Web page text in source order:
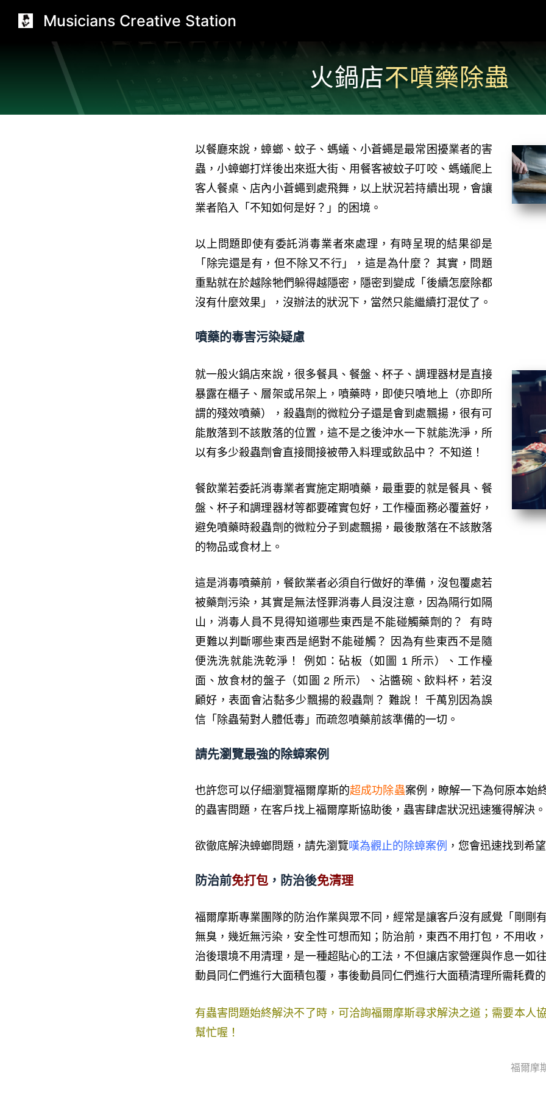
跳
至
Musicians Creative Station
火鍋店不噴藥除蟲
以餐廳來說，蟑螂、蚊子、螞蟻、小蒼蠅是最常困擾業者的害
蟲，小蟑螂打烊後出來逛大街、用餐客被蚊子叮咬、螞蟻爬上
客人餐桌、店內小蒼蠅到處飛舞，以上狀況若持續出現，會讓
業者陷入「不知如何是好？」的困境。
以上問題即使有委託消毒業者來處理，有時呈現的結果卻是
「除完還是有，但不除又不行」，這是為什麼？ 其實，問題
重點就在於越除牠們躲得越隱密，隱密到變成「後續怎麼除都
沒有什麼效果」，沒辦法的狀況下，當然只能繼續打混仗了。
噴藥的毒害污染疑慮
就一般火鍋店來說，很多餐具、餐盤、杯子、調理器材是直接
暴露在櫃子、層架或吊架上，噴藥時，即使只噴地上（亦即所
謂的殘效噴藥），殺蟲劑的微粒分子還是會到處飄揚，很有可
能散落到不該散落的位置，這不是之後沖水一下就能洗淨，所
以有多少殺蟲劑會直接間接被帶入料理或飲品中？ 不知道！
餐飲業若委託消毒業者實施定期噴藥，最重要的就是餐具、餐
盤、杯子和調理器材等都要確實包好，工作檯面務必覆蓋好，
避免噴藥時殺蟲劑的微粒分子到處飄揚，最後散落在不該散落
的物品或食材上。
這是消毒噴藥前，餐飲業者必須自行做好的準備，沒包覆處若
被藥劑污染，其實是無法怪罪消毒人員沒注意，因為隔行如隔
山，消毒人員不見得知道哪些東西是不能碰觸藥劑的？ 有時
更難以判斷哪些東西是絕對不能碰觸？ 因為有些東西不是隨
便洗洗就能洗乾淨！ 例如：砧板（如圖 1 所示）、工作檯
面、放食材的盤子（如圖 2 所示）、沾醬碗、飲料杯，若沒
顧好，表面會沾黏多少飄揚的殺蟲劑？ 難說！ 千萬別因為誤
信「除蟲菊對人體低毒」而疏忽噴藥前該準備的一切。
請先瀏覽最強的除蟑案例
也許您可以仔細瀏覽福爾摩斯的超成功除蟲案例，瞭解一下為何原本始
的蟲害問題，在客戶找上福爾摩斯協助後，蟲害肆虐狀況迅速獲得解決。
欲徹底解決蟑螂問題，請先瀏覽嘆為觀止的除蟑案例 ，您會迅速找到希望
防治前免打包 ，防治後免清理
福爾摩斯專業團隊的防治作業與眾不同，經常是讓客戶沒有感覺「剛剛
無臭，幾近無污染 ， 安全性可想而知 ；防治前 ， 東西不用打包 ，不用收，
治後環境不用清理 ， 是一種超貼心的工法 ， 不但讓店家營運與作息一如
動員同仁們進行大面積包覆 ， 事後動員同仁們進行大面積清理所需耗費的
有蟲害問題始終解決不了時，可洽詢福爾摩斯尋求解決之道；需要本人
幫忙喔！
福爾摩